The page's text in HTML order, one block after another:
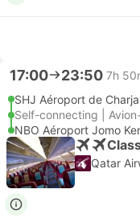
17:00 23:50 7h
SHJ Aéroport de
Self-connecting |
NBO Aéroport Jomo
Qatar